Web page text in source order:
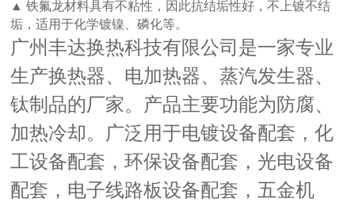
▲ 铁氟龙材料具有不粘性，因此抗结垢性好，不上镀不结
垢，适用于化学镀镍、磷化等。
广州丰达换热科技有限公司是一家专业
生产换热器、电加热器、蒸汽发生器、
钛制品的厂家。产品主要功能为防腐、
加热冷却。广泛用于电镀设备配套，化
工设备配套，环保设备配套，光电设备
配套，电子线路板设备配套，五金机